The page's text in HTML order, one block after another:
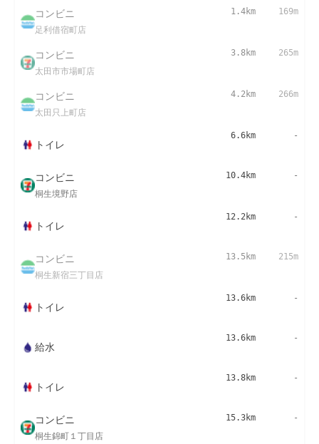
コンビニ
足利借宿町店
1.4km 169m
コンビニ
太田市市場町店
3.8km 265m
コンビニ
太田只上町店
4.2km 266m
トイレ
6.6km -
コンビニ
桐生境野店
10.4km -
トイレ
12.2km -
コンビニ
桐生新宿三丁目店
13.5km 215m
トイレ
13.6km -
給水
13.6km -
トイレ
13.8km -
コンビニ
桐生錦町１丁目店
15.3km -